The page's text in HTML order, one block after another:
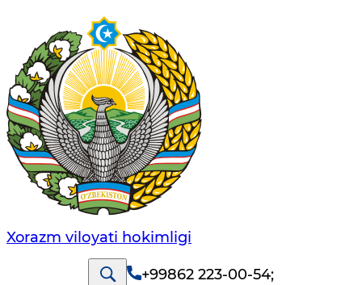
Xorazm vilоyati hоkimligi
+99862 223-00-54;